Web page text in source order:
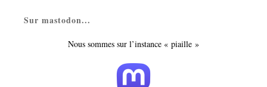
Sur mastodon...
Nous sommes sur l’instance « piaille »